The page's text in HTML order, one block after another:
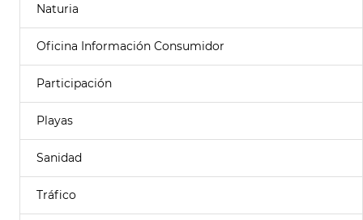
Naturia
Oficina Información Consumidor
Participación
Playas
Sanidad
Tráfico